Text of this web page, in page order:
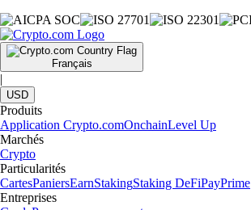
Français
|
USD
Produits
Application Crypto.comOnchainLevel Up
Marchés
Crypto
Particularités
CartesPaniersEarnStakingStaking DeFiPayPrime
Entreprises